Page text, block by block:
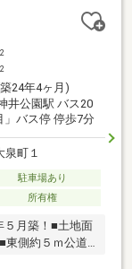
2
2
24年4ヶ月)
井公園駅 バス20
バス停 停歩7分
泉町１
駐車場あり
所有権
月築！■土地面
東側約５ｍ公道